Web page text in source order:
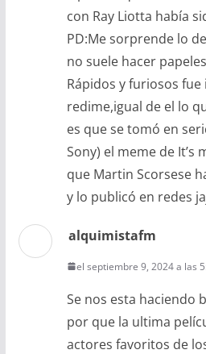
con Ray Liotta había
PD:Me sorprende lo
no suele hacer
Rápidos y furiosos
redime,igual de el lo
es que se tomó en
Sony) el meme de
que Martin Scorsese
y lo publicó en redes
alquimistafm
el septiembre 9, 2024 a las
Se nos esta haciendo
por que la ultima
actores favoritos de